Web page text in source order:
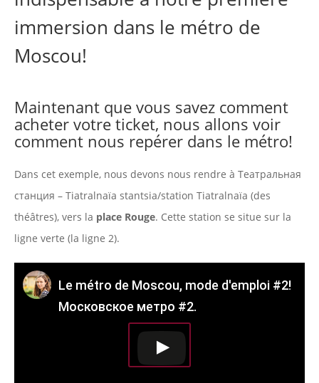
immersion dans le métro de
Moscou!
Maintenant que vous savez comment
acheter votre ticket, nous allons voir
comment nous repérer dans le métro!
Dans cet exemple, nous devons nous rendre à Театральная
станция – Tiatralnaïa stantsia/station Tiatralnaïa (des
théâtres), vers la place Rouge. Cette station se situe sur la
ligne verte (la ligne 2).
Le métro de Moscou, mode d'emploi #2!
Московское метро #2.